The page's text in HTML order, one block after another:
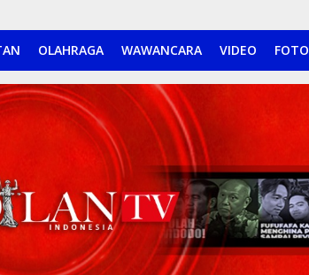
OLAHRAGA WAWANCARA VIDEO FOTO